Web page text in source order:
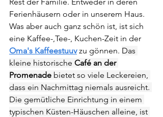
Ferienhäusern oder in unserem Haus.
Was aber auch ganz schön ist, ist sich
eine Kaffee-,Tee-, Kuchen-Zeit in der
Oma's Kaffeestuuv zu gönnen. Das
kleine historische Café an der
Promenade bietet so viele Leckereien,
dass ein Nachmittag niemals ausreicht.
Die gemütliche Einrichtung in einem
typischen Küsten-Häuschen alleine, ist